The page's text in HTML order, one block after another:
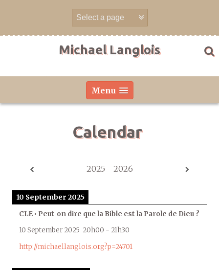
Michael Langlois
Menu
Calendar
2025 - 2026
10 September 2025
CLE • Peut-on dire que la Bible est la Parole de Dieu ?
10 September 2025 20h00 - 21h30
http://michaellanglois.org?p=24701